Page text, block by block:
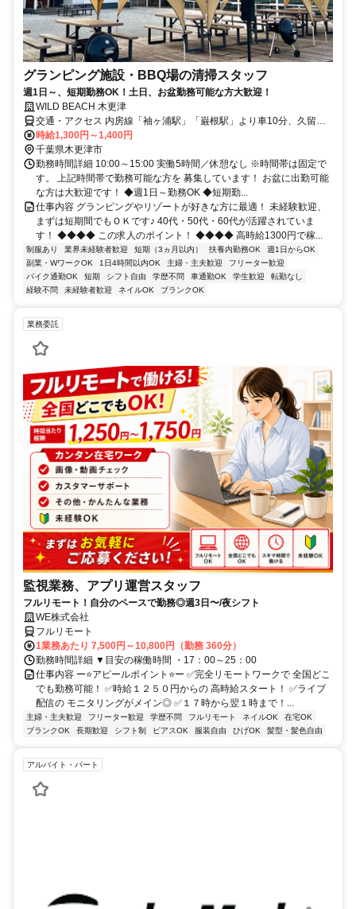
グランピング施設・BBQ場の清掃スタッフ
週1日～、短期勤務OK！土日、お盆勤務可能な方大歓迎！
WILD BEACH 木更津
交通・アクセス 内房線「袖ヶ浦駅」「巌根駅」より車10分、久留里
線「木更津駅」より車20分
時給1,300円～1,400円
千葉県木更津市
勤務時間詳細 10:00～15:00 実働5時間／休憩なし ※時間帯は固定で
す。 上記時間帯で勤務可能な方を 募集しています！ お盆に出勤可能
な方は大歓迎です！ ◆週1日～勤務OK ◆短期勤...
仕事内容 グランピングやリゾートが好きな方に最適！ 未経験歓迎、
まずは短期間でもＯＫです♪ 40代・50代・60代が活躍されていま
す！ ◆◆◆◆ この求人のポイント！ ◆◆◆◆ 高時給1300円で稼...
制服あり 業界未経験者歓迎 短期（3ヵ月以内） 扶養内勤務OK
週1日からOK
副業・WワークOK
1日4時間以内OK 主婦・主夫歓迎
フリーター歓迎
バイク通勤OK
短期 シフト自由 学歴不問 車通勤OK 学生歓迎
転勤なし
経験不問
未経験者歓迎 ネイルOK ブランクOK
業務委託
監視業務、アプリ運営スタッフ
フルリモート！自分のペースで勤務◎週3日〜/夜シフト
WE株式会社
フルリモート
1業務あたり 7,500円～10,800円（勤務 360分）
勤務時間詳細 ▼目安の稼働時間 ・17：00～25：00
仕事内容 ー⭐️アピールポイント⭐️ー ✅完全リモートワークで 全国どこ
でも勤務可能！ ✅時給１２５０円からの 高時給スタート！ ✅ライブ
配信の モニタリングがメイン◎ ✅１７時から翌１時まで！...
主婦・主夫歓迎 フリーター歓迎 学歴不問 フルリモート ネイルOK
在宅OK
ブランクOK
長期歓迎 シフト制 ピアスOK 服装自由 ひげOK 髪型・髪色自由
アルバイト・パート